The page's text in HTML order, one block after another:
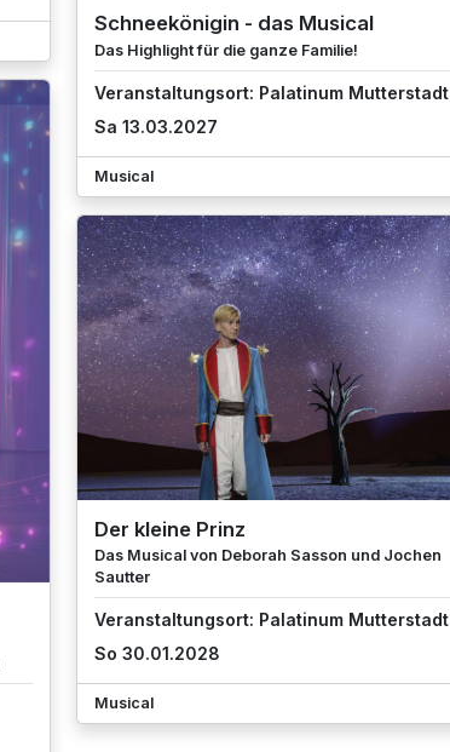
Schneekönigin - das Musical
Das Highlight für die ganze Familie!
Veranstaltungsort: Palatinum Mutterstadt
Sa 13.03.2027
Musical
Der kleine Prinz
Das Musical von Deborah Sasson und Jochen
Sautter
Veranstaltungsort: Palatinum Mutterstadt
So 30.01.2028
Musical